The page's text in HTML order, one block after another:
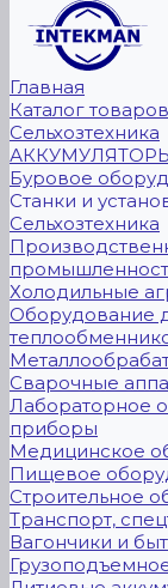
Главная
Каталог товаров
Сельхозтехника
Буровое
Станки и
Сельхозтехника
Холодильные
Оборудование
Сварочные
Лабораторное
приборы
Медицинское
Пищевое
Строительное
Транспорт,
Вагончики и